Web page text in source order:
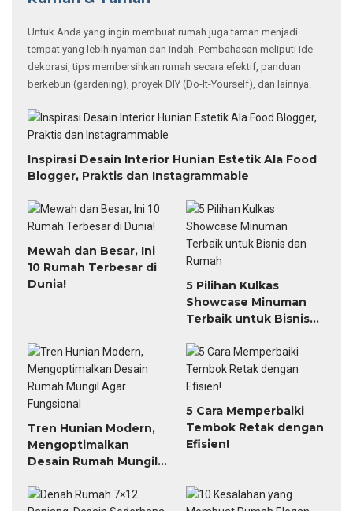
Untuk Anda yang ingin membuat rumah juga taman menjadi
tempat yang lebih nyaman dan indah. Pembahasan meliputi ide
dekorasi, tips membersihkan rumah secara efektif, panduan
berkebun (gardening), proyek DIY (Do-It-Yourself), dan lainnya.
Inspirasi Desain Interior Hunian Estetik Ala Food
Blogger, Praktis dan Instagrammable
Mewah dan Besar, Ini
10 Rumah Terbesar di
Dunia!
5 Pilihan Kulkas
Showcase Minuman
Terbaik untuk Bisnis
Tren Hunian Modern,
Mengoptimalkan
Desain Rumah Mungil
5 Cara Memperbaiki
Tembok Retak dengan
Efisien!